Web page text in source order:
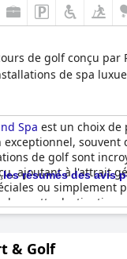
de golf conçu
de spa
Spa est un choix de
de golf sont
ajoutant à l'attrait
ou
cette
les résumés des avis
& Golf